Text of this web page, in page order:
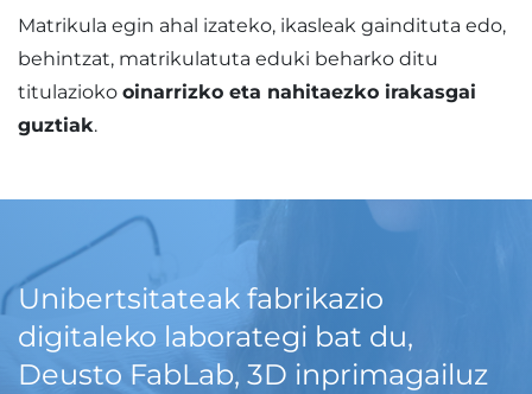
Matrikula egin ahal izateko, ikasleak gaindituta edo,
behintzat, matrikulatuta eduki beharko ditu
titulazioko oinarrizko eta nahitaezko irakasgai
guztiak.
Unibertsitateak fabrikazio
digitaleko laborategi bat du,
Deusto FabLab, 3D inprimagailuz